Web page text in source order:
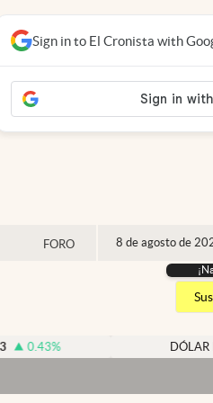
FORO 8 de agosto de
DÓLAR BNA $
Sign in to El Cronista with